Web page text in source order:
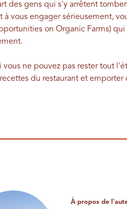
des gens qui s'y arrêtent
à vous engager sérieusement,
on Organic Farms)
vous ne pouvez pas rester tout
du restaurant et
À propos de